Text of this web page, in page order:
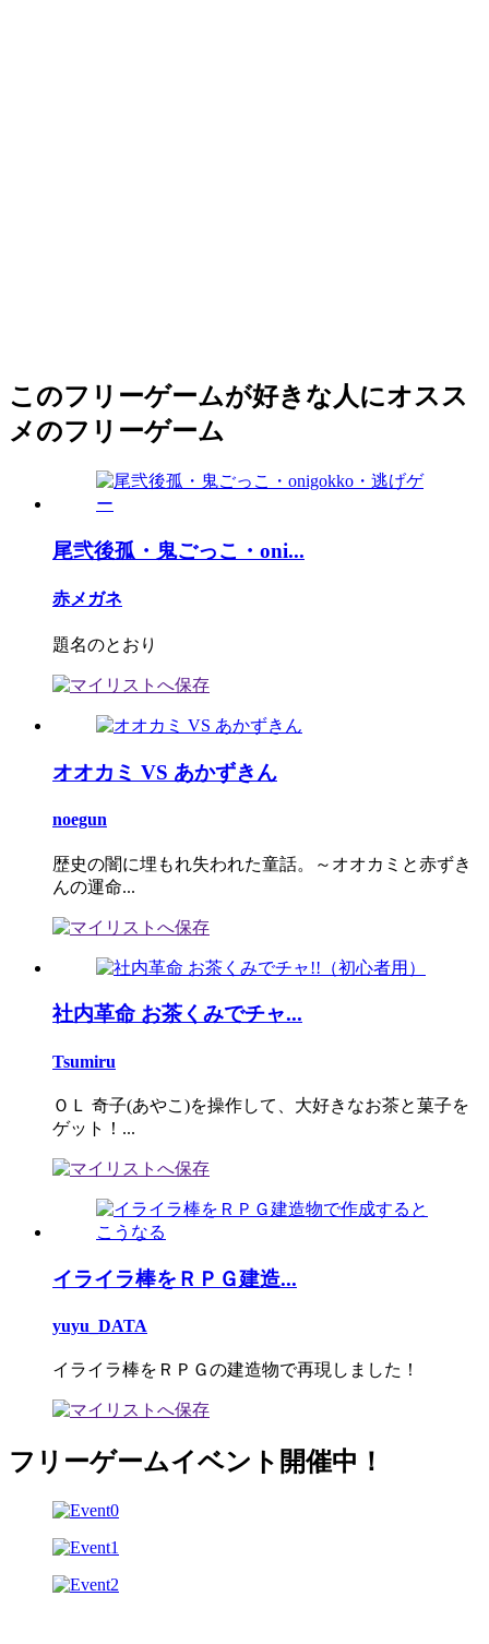
このフリーゲームが好きな人にオスス
メのフリーゲーム
尾弐後孤・鬼ごっこ・oni...
赤メガネ
題名のとおり
オオカミ VS あかずきん
noegun
歴史の闇に埋もれ失われた童話。～オオカミと赤ずき
んの運命...
社内革命 お茶くみでチャ...
Tsumiru
ＯＬ 奇子(あやこ)を操作して、大好きなお茶と菓子を
ゲット！...
イライラ棒をＲＰＧ建造...
yuyu_DATA
イライラ棒をＲＰＧの建造物で再現しました！
フリーゲームイベント開催中！